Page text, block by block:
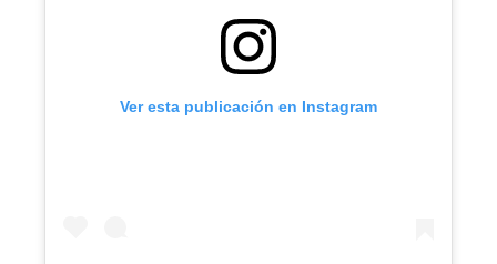
Ver esta publicación en Instagram